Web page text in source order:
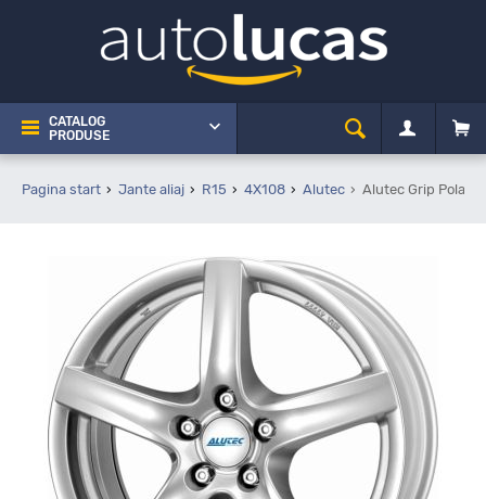
CATALOG
PRODUSE
Pagina start Jante aliaj R15 4X108 Alutec Alutec Grip Polar